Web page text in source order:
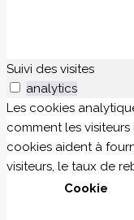
Suivi des visites
analytics
Les cookies
comment les
cookies aident à
visiteurs, le taux de
Cookie